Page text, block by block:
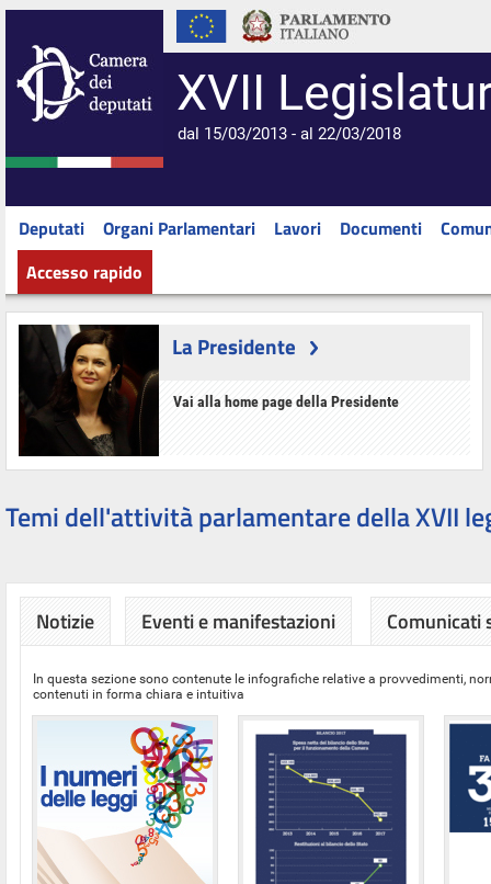
XVII
dal 15/03/2013 - al 22/03/2018
Deputati Organi Parlamentari Lavori Documenti
Accesso rapido
La Presidente
Vai alla home page della Presidente
Temi dell'attività parlamentare della XVII
Notizie Eventi e manifestazioni Comunicati
In questa sezione sono contenute le infografiche relative a provvedimenti,
contenuti in forma chiara e intuitiva